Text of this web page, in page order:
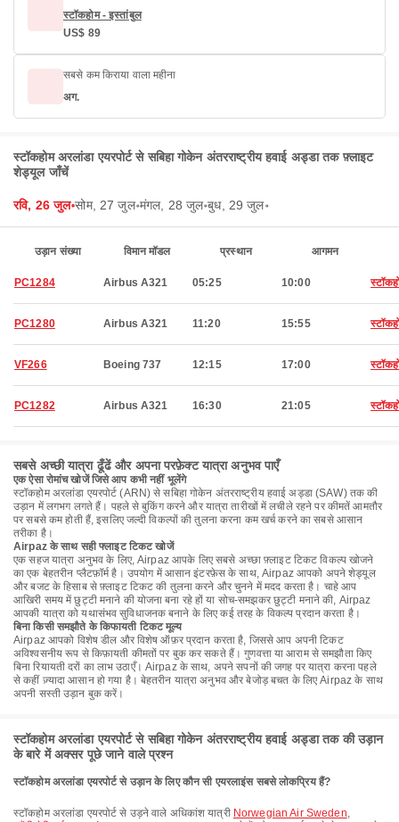
स्टॉकहोम - इस्तांबुल
US$ 89
सबसे कम किराया वाला महीना
अग.
स्टॉकहोम अरलांडा एयरपोर्ट से सबिहा गोकेन अंतरराष्ट्रीय हवाई अड्डा तक फ़्लाइट
शेड्यूल जाँचें
रवि, 26 जुल॰सोम, 27 जुल॰मंगल, 28 जुल॰बुध, 29 जुल॰
उड़ान संख्या विमान मॉडल प्रस्थान आगमन
PC1284 Airbus A321 05:25 10:00
PC1280 Airbus A321 11:20 15:55
VF266 Boeing 737 12:15 17:00
PC1282 Airbus A321 16:30 21:05
सबसे अच्छी यात्रा ढूँढें और अपना परफ़ेक्ट यात्रा अनुभव पाएँ
एक ऐसा रोमांच खोजें जिसे आप कभी नहीं भूलेंगे
स्टॉकहोम अरलांडा एयरपोर्ट (ARN) से सबिहा गोकेन अंतरराष्ट्रीय हवाई अड्डा (SAW) तक की
उड़ान में लगभग लगते हैं। पहले से बुकिंग करने और यात्रा तारीखों में लचीले रहने पर कीमतें आमतौर
पर सबसे कम होती हैं, इसलिए जल्दी विकल्पों की तुलना करना कम खर्च करने का सबसे आसान
तरीका है।
Airpaz के साथ सही फ्लाइट टिकट खोजें
एक सहज यात्रा अनुभव के लिए, Airpaz आपके लिए सबसे अच्छा फ़्लाइट टिकट विकल्प खोजने
का एक बेहतरीन प्लैटफ़ॉर्म है। उपयोग में आसान इंटरफ़ेस के साथ, Airpaz आपको अपने शेड्यूल
और बजट के हिसाब से फ़्लाइट टिकट की तुलना करने और चुनने में मदद करता है। चाहे आप
आखिरी समय में छुट्टी मनाने की योजना बना रहे हों या सोच-समझकर छुट्टी मनाने की, Airpaz
आपकी यात्रा को यथासंभव सुविधाजनक बनाने के लिए कई तरह के विकल्प प्रदान करता है।
बिना किसी समझौते के किफायती टिकट मूल्य
Airpaz आपको विशेष डील और विशेष ऑफ़र प्रदान करता है, जिससे आप अपनी टिकट
अविश्वसनीय रूप से किफ़ायती कीमतों पर बुक कर सकते हैं। गुणवत्ता या आराम से समझौता किए
बिना रियायती दरों का लाभ उठाएँ। Airpaz के साथ, अपने सपनों की जगह पर यात्रा करना पहले
से कहीं ज़्यादा आसान हो गया है। बेहतरीन यात्रा अनुभव और बेजोड़ बचत के लिए Airpaz के साथ
अपनी सस्ती उड़ान बुक करें।
स्टॉकहोम अरलांडा एयरपोर्ट से सबिहा गोकेन अंतरराष्ट्रीय हवाई अड्डा तक की उड़ान
के बारे में अक्सर पूछे जाने वाले प्रश्न
स्टॉकहोम अरलांडा एयरपोर्ट से उड़ान के लिए कौन सी एयरलाइंस सबसे लोकप्रिय हैं?
स्टॉकहोम अरलांडा एयरपोर्ट से उड़ने वाले अधिकांश यात्री Norwegian Air Sweden,